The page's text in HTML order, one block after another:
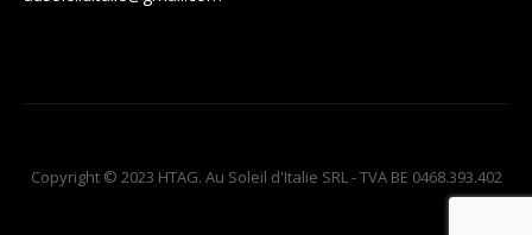
Copyright © 2023 HTAG. Au Soleil d'Italie SRL - TVA BE 0468.393.402